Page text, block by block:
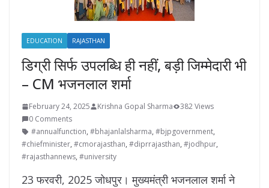
EDUCATION RAJASTHAN
डिग्री सिर्फ उपलब्धि ही नहीं, बड़ी जिम्मेदारी भी
– CM भजनलाल शर्मा
February 24, 2025 Krishna Gopal Sharma
382 Views
0 Comments
#annualfunction, #bhajanlalsharma, #bjpgovernment,
#chiefminister, #cmorajasthan, #diprrajasthan, #jodhpur,
#rajasthannews, #university
23 फरवरी, 2025 जोधपुर। मुख्यमंत्री भजनलाल शर्मा ने